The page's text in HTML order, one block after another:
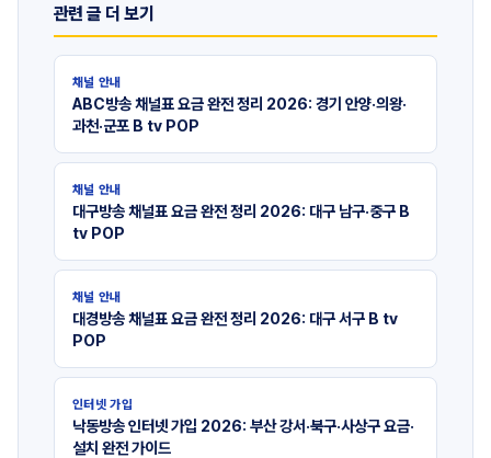
관련 글 더 보기
채널 안내
ABC방송 채널표 요금 완전 정리 2026: 경기 안양·의왕·
과천·군포 B tv POP
채널 안내
대구방송 채널표 요금 완전 정리 2026: 대구 남구·중구 B
tv POP
채널 안내
대경방송 채널표 요금 완전 정리 2026: 대구 서구 B tv
POP
인터넷 가입
낙동방송 인터넷 가입 2026: 부산 강서·북구·사상구 요금·
설치 완전 가이드